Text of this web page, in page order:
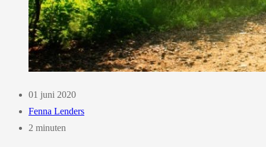
01 juni 2020
Fenna Lenders
2 minuten